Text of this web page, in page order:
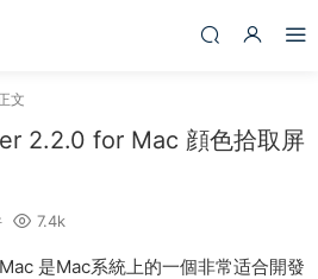
文
2.2.0 for Mac 顔色拾取屏
7.4k
是Mac系統上的一個非常适合開發